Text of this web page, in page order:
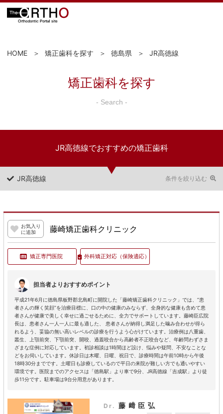
HOME 矯正歯科を探す 徳島県 JR高徳線
矯正歯科を探す
- Search -
JR高徳線でおすすめの矯正歯科
JR高徳線 条件を絞り込む
お気入り
に追加
藤崎矯正歯科クリニック
矯正専門医院 外科矯正対応（保険適応）
担当者よりおすすめポイント
平成21年6月に徳島県板野郡北島町に開院した「藤崎矯正歯科クリニック」では、“患
者さんの輝く笑顔”を治療目標に、口の中の健康のみならず、全身的な健康も含めて患
者さんが健康で美しく幸せに過ごせるために、全力でサポートしています。藤崎臣広院
長は、患者さん一人一人に最も適した、 患者さんが納得し満足した噛み合わせが得ら
れるよう、妥協の無い高いレベルの診療を行うよう心がけています。治療例は八重歯、
叢生、上顎前突、下顎前突、開咬、過蓋咬合から高齢者不正咬合など、年齢問わずさま
ざまな症例に対応しています。初診相談は1時間ほど設け、悩みや疑問、不安なことな
どをお伺いしています。休診日は木曜、日曜、祝日で、診療時間は午前10時から午後
18時30分までです。土曜日も診療しているので平日の来院が難しい方でも通いやすい
環境です。医院までのアクセスは「徳島駅」より車で9分、JR高徳線「吉成駅」より徒
歩11分です。駐車場は9台分用意があります。
Dr. 藤﨑臣弘